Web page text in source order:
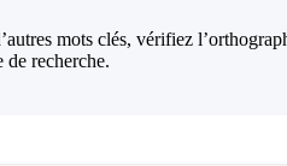
mots clés, vérifiez
de recherche.